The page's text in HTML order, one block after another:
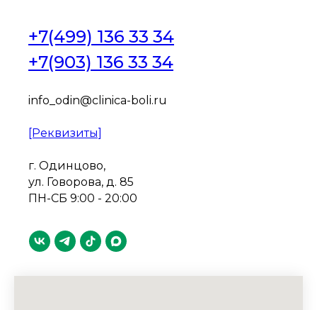
+7(499) 136 33 34
+7(903) 136 33 34
info_odin@clinica-boli.ru
[Реквизиты]
г. Одинцово,
ул. Говорова, д. 85
ПН-СБ 9:00 - 20:00